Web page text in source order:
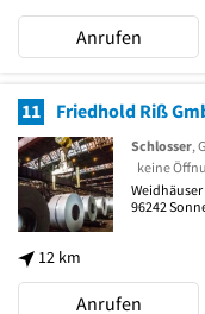
Anrufen
11 Friedhold Riß
12 km
Schlosser,
keine
Weidhäuser
96242
Anrufen